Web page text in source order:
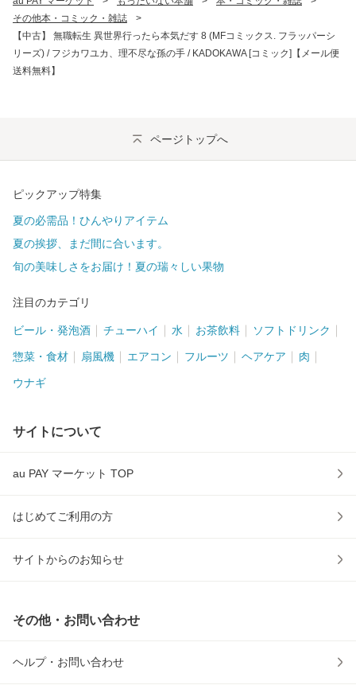
その他本・コミック・雑誌
>
【中古】 無職転生 異世界行ったら本気だす 8 (MFコミックス. フラッパーシ
リーズ) / フジカワユカ、理不尽な孫の手 / KADOKAWA [コミック]【メール便
送料無料】
ページトップへ
ピックアップ特集
夏の必需品！ひんやりアイテム
夏の挨拶、まだ間に合います。
旬の美味しさをお届け！夏の瑞々しい果物
注目のカテゴリ
ビール・発泡酒 チューハイ 水 お茶飲料 ソフトドリンク
惣菜・食材 扇風機 エアコン フルーツ ヘアケア 肉
ウナギ
サイトについて
au PAY マーケット TOP
はじめてご利用の方
サイトからのお知らせ
その他・お問い合わせ
ヘルプ・お問い合わせ